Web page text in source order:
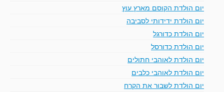
יום הולדת הקוסם מארץ עוץ
יום הולדת ידידותי לסביבה
יום הולדת כדורגל
יום הולדת כדורסל
יום הולדת לאוהבי חתולים
יום הולדת לאוהבי כלבים
יום הולדת לשבור את הקרח